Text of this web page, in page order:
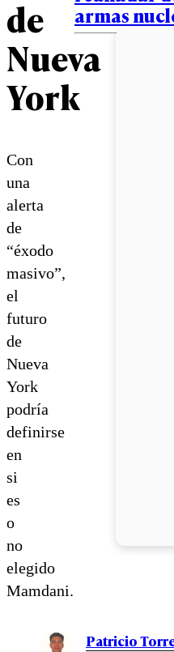
de
Nueva
York
Con
una
alerta
de
“éxodo
masivo”,
el
futuro
de
Nueva
York
podría
definirse
en
si
es
o
no
elegido
Mamdani.
Patricio
armas